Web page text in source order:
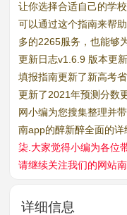
让你选择合适自己的学
可以通过这个指南来帮
多的2265服务，也能够
更新日志v1.6.9 版本更
填报指南更新了新高考
更新了2021年预测分数
网小编为您搜集整理并
南app的醉新醉全面的详
柒.大家觉得小编为各位
请继续关注我们的网站南
详细信息